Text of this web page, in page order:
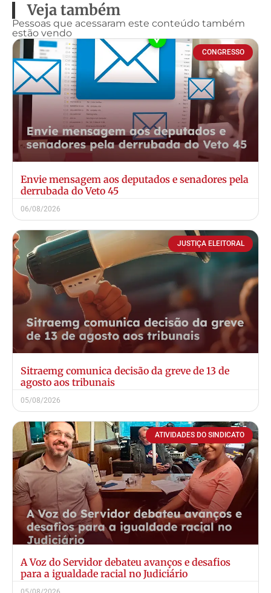
Veja também
Pessoas que acessaram este conteúdo também
estão vendo
CONGRESSO
Envie mensagem aos deputados e senadores pela
derrubada do Veto 45
06/08/2026
JUSTIÇA ELEITORAL
Sitraemg comunica decisão da greve de 13 de
agosto aos tribunais
05/08/2026
ATIVIDADES DO SINDICATO
A Voz do Servidor debateu avanços e desafios
para a igualdade racial no Judiciário